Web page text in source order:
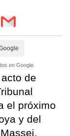
en Google.
de
el próximo
y del